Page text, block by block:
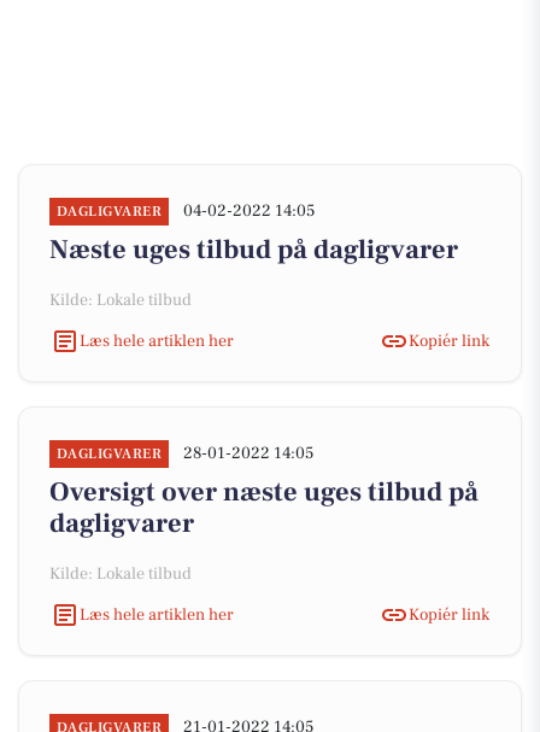
DAGLIGVARER 04-02-2022 14:05
Næste uges tilbud på dagligvarer
Kilde: Lokale tilbud
Læs hele artiklen her
Kopiér link
DAGLIGVARER 28-01-2022 14:05
Oversigt over næste uges tilbud på
dagligvarer
Kilde: Lokale tilbud
Læs hele artiklen her
Kopiér link
DAGLIGVARER 21-01-2022 14:05